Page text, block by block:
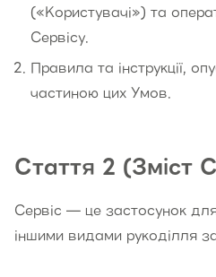
(«Користувачі») та
Сервісу.
Правила та інструкції,
частиною цих Умов.
Стаття 2 (Зміст
Сервіс — це застосунок
іншими видами рукоділля